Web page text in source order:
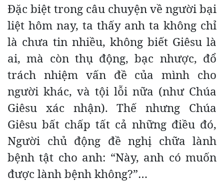
Đặc biệt trong câu chuyện về người bại
liệt hôm nay, ta thấy anh ta không chỉ
là chưa tin nhiều, không biết Giêsu là
ai, mà còn thụ động, bạc nhược, đổ
trách nhiệm vấn đề của mình cho
người khác, và tội lỗi nữa (như Chúa
Giêsu xác nhận). Thế nhưng Chúa
Giêsu bất chấp tất cả những điều đó,
Người chủ động đề nghị chữa lành
bệnh tật cho anh: “Này, anh có muốn
được lành bệnh không?”…